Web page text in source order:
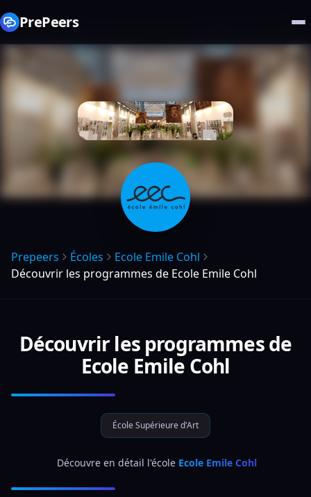
PrePeers
Prepeers Écoles
Ecole Emile Cohl
Découvrir les programmes de Ecole Emile Cohl
Découvrir les programmes de
Ecole Emile Cohl
École Supérieure d'Art
Découvre en détail l'école Ecole Emile Cohl